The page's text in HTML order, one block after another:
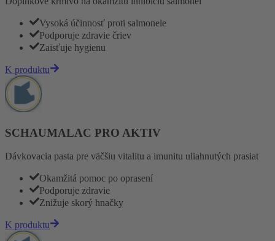
Vysoká účinnosť proti salmonele
Podporuje zdravie čriev
Zaisťuje hygienu
K produktu
SCHAUMALAC PRO AKTIV
Dávkovacia pasta pre väčšiu vitalitu a imunitu uliahnutých prasiat
Okamžitá pomoc po oprasení
Podporuje zdravie
Znižuje skorý hnačky
K produktu